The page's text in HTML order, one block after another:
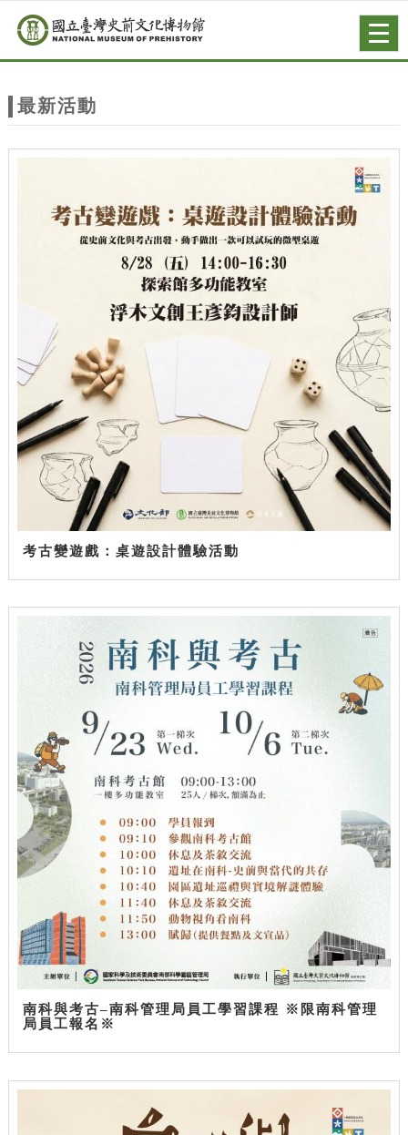
站
主
跳到主要內容
網站導覽
最新活動
考古變遊戲：桌遊設計體驗活動
南科與考古–南科管理局員工學習課程 ※限南科管理
局員工報名※